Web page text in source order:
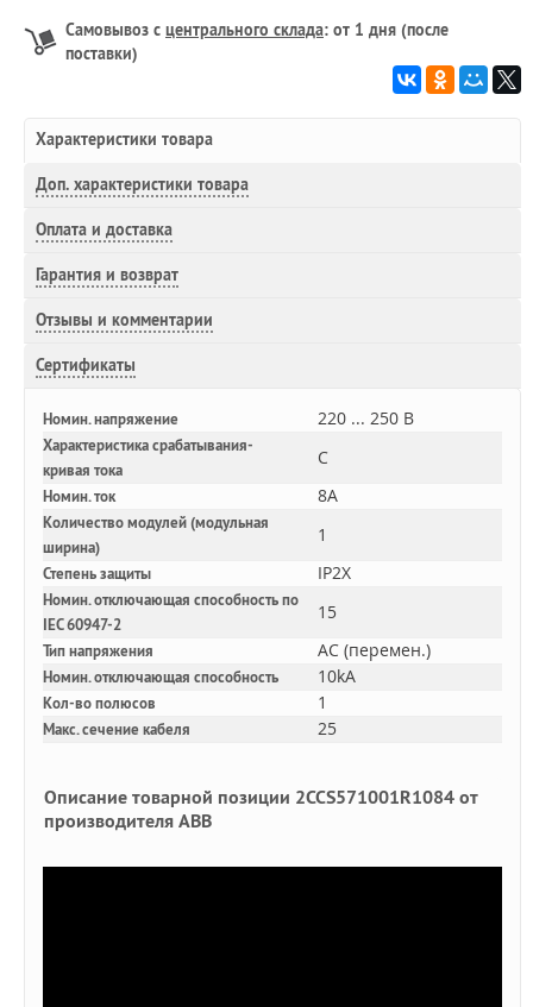
Самовывоз с центрального склада: от 1 дня (после
поставки)
Характеристики товара
Доп. характеристики товара
Оплата и доставка
Гарантия и возврат
Отзывы и комментарии
Сертификаты
Номин. напряжение 220 ... 250 В
Характеристика срабатывания-
кривая тока
C
Номин. ток 8A
Количество модулей (модульная
ширина)
1
Степень защиты IP2X
Номин. отключающая способность по
IEC 60947-2
15
Тип напряжения AC (перемен.)
Номин. отключающая способность 10kA
Кол-во полюсов 1
Макс. сечение кабеля 25
Описание товарной позиции 2CCS571001R1084 от
производителя ABB